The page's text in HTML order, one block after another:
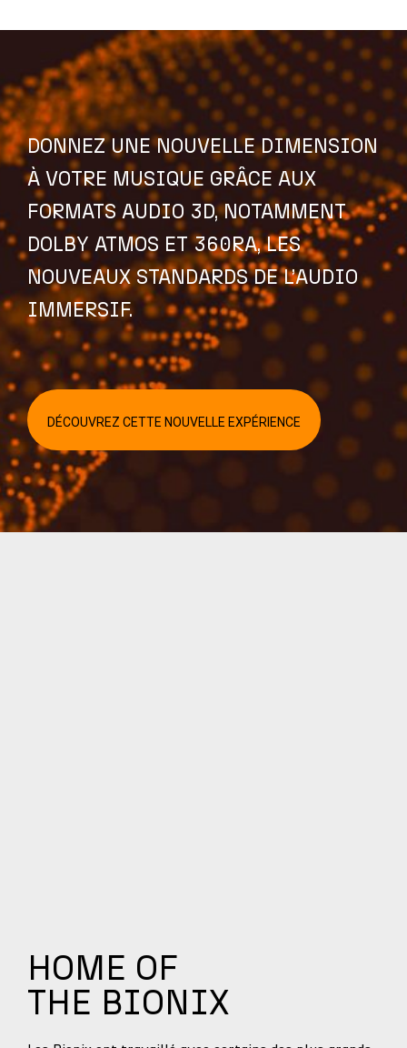
DONNEZ UNE NOUVELLE DIMENSION
À VOTRE MUSIQUE GRÂCE AUX
FORMATS AUDIO 3D, NOTAMMENT
DOLBY ATMOS ET 360RA, LES
NOUVEAUX STANDARDS DE L’AUDIO
IMMERSIF.
DÉCOUVREZ CETTE NOUVELLE EXPÉRIENCE
HOME OF
THE BIONIX